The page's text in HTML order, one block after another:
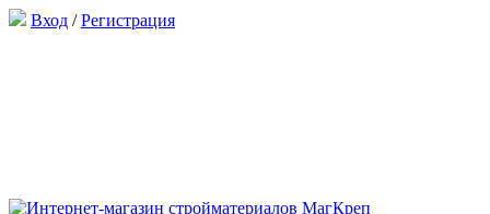
Вход /Регистрация